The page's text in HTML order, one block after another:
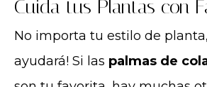
Cuida tus Plantas con
No importa tu estilo de
ayudará! Si las palmas de